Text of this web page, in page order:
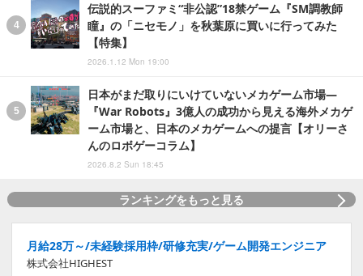
伝説的スーファミ“非公認”18禁ゲーム『SM調教師
瞳』の「ニセモノ」を秋葉原に買いに行ってみた
【特集】
2026.1.12 Mon 19:00
日本がまだ取りにいけていないメカゲーム市場―
『War Robots』3億人の成功から見える海外メカゲ
ーム市場と、日本のメカゲームへの提言【オリーさ
んのロボゲーコラム】
2026.8.2 Sun 18:45
ランキングをもっと見る
月給28万～/未経験採用枠/研修充実/ゲーム開発エンジニア
株式会社HIGHEST